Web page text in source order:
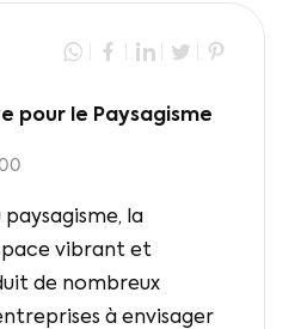
pour le Paysagisme
paysagisme, la
vibrant et
de nombreux
à envisager